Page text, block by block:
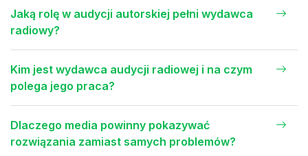
Jaką rolę w audycji autorskiej pełni wydawca
radiowy?
Kim jest wydawca audycji radiowej i na czym
polega jego praca?
Dlaczego media powinny pokazywać
rozwiązania zamiast samych problemów?